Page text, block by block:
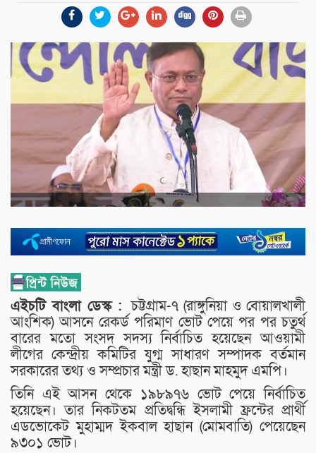
এইচটি বাংলা ডেস্ক : চট্টগ্রাম-৭ (রাঙ্গুনিয়া ও বোয়ালখালী
আংশিক) আসনে রেকর্ড পরিমাণ ভোট পেয়ে পর পর চতুর্থ
বারের মতো সংসদ সদস্য নির্বাচিত হয়েছেন আওয়ামী
লীগের কেন্দ্রীয় কমিটির যুগ্ম সাধারণ সম্পাদক বর্তমান
সরকারের তথ্য ও সম্প্রচার মন্ত্রী ড. হাছান মাহমুদ এমপি।
তিনি এই আসন থেকে ১৯৮৯৭৬ ভোট পেয়ে নির্বাচিত
হয়েছেন। তার নিকটতম প্রতিদ্বন্ধি ইসলামী ফ্রন্টের প্রার্থী
এডভোকেট মুহাম্মদ ইকবাল হাছান (মোমবাতি) পেয়েছেন
৯৩০১ ভোট।